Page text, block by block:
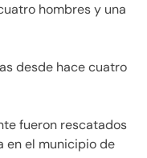
hombres y una
desde hace cuatro
fueron rescatados
en el municipio de